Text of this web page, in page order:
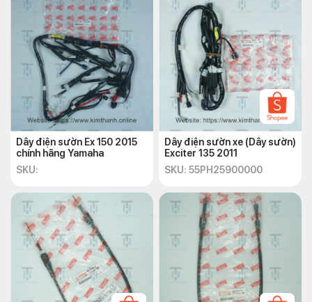
Dây điện sườn Ex 150 2015
chính hãng Yamaha
SKU:
Dây điện sườn xe (Dây sườn)
Exciter 135 2011
SKU: 55PH25900000